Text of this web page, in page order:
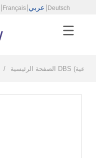
Français عربي Deutsch
الصفحة الرئيسية /